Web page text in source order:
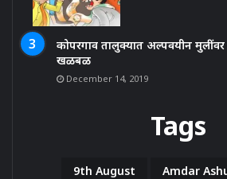
कोपरगाव तालुक्यात अल्पवयीन मुलींवर
खळबळ
December 14, 2019
Tags
9th August Amdar